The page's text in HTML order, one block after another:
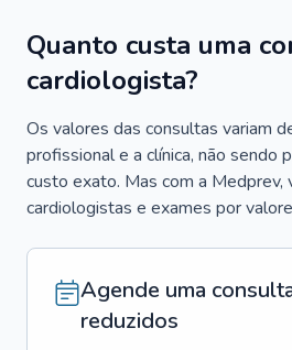
Quanto custa uma
cardiologista?
Os valores das consultas variam
profissional e a clínica, não sendo
custo exato. Mas com a Medprev,
cardiologistas e exames por
Agende uma
reduzidos